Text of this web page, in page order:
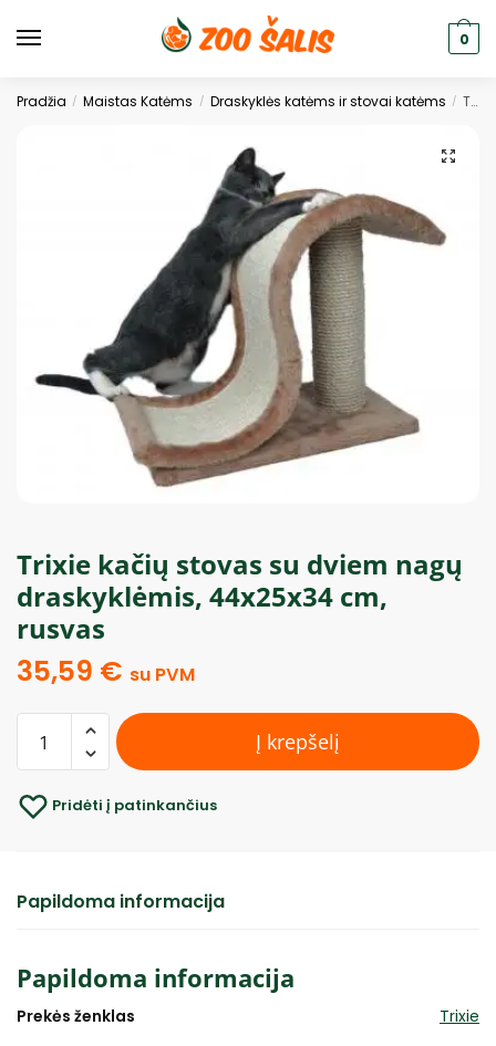
0
Pradžia / Maistas Katėms / Draskyklės katėms ir stovai katėms / Trixie kačių stovas su dviem nagų draskyklėmis, 44x25x34 cm, rusvas
Trixie kačių stovas su dviem nagų
draskyklėmis, 44x25x34 cm,
rusvas
35,59 € su PVM
Į krepšelį
Pridėti į patinkančius
Papildoma informacija
Papildoma informacija
Prekės ženklas Trixie